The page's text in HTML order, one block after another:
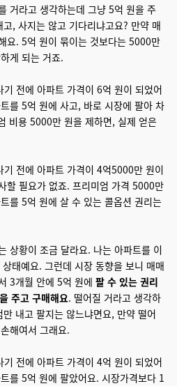
거라고 생각하는데 그냥 5억 원을 주
, 사지는 않고 기다리냐고요? 만약 매
요. 5억 원이 묶이는 것보다는 5000만
게 되는 거죠.
전에 아파트 가격이 6억 원이 되었어
를 5억 원에 사고, 바로 시장에 팔아 차
비용 5000만 원을 제하면, 실제 얻은
전에 아파트 가격이 4억5000만 원이
할 필요가 없죠. 프리미엄 가격 5000만
를 5억 원에 살 수 있는 콜옵션 권리는
상황이 조금 달라요. 나는 아파트를 이
태예요. 그런데 시장 동향을 보니 매매
3개월 안에 5억 원에 팔 수 있는 권리
주고 구매해요. 떨어질 거라고 생각하
내고 팔지는 않느냐면요, 만약 떨어
해여서 그래요.
전에 아파트 가격이 4억 원이 되었어
를 5억 원에 팔았어요. 시장가격보다 1